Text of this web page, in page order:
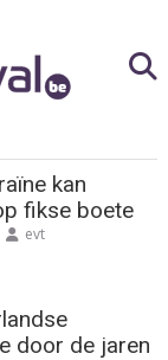
kan
fikse boete
evt
door de jaren